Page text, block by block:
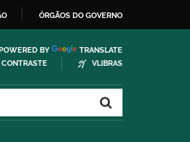
ÓRGÃOS DO GOVERNO
BY
TRANSLATE
CONTRASTE
VLIBRAS